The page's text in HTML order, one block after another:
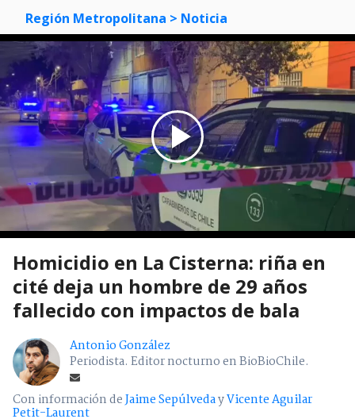
Región Metropolitana > Noticia
Homicidio en La Cisterna: riña en
cité deja un hombre de 29 años
fallecido con impactos de bala
Antonio González
Periodista. Editor nocturno en BioBioChile.
Con información deJaime SepúlvedayVicente Aguilar
Petit-Laurent